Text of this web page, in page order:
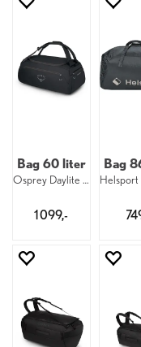
Bag 60 liter
Osprey Daylite Duffel 60 550
1 099,-
Bag